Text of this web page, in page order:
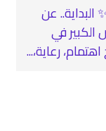
مسنين لعام 2026 – 2027 ✨ البداية.. عن
في
رعاية،...